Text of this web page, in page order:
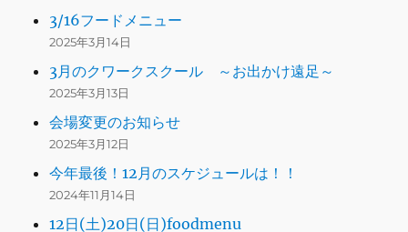
3/16フードメニュー
2025年3月14日
3月のクワークスクール ～お出かけ遠足～
2025年3月13日
会場変更のお知らせ
2025年3月12日
今年最後！12月のスケジュールは！！
2024年11月14日
12日(土)20日(日)foodmenu